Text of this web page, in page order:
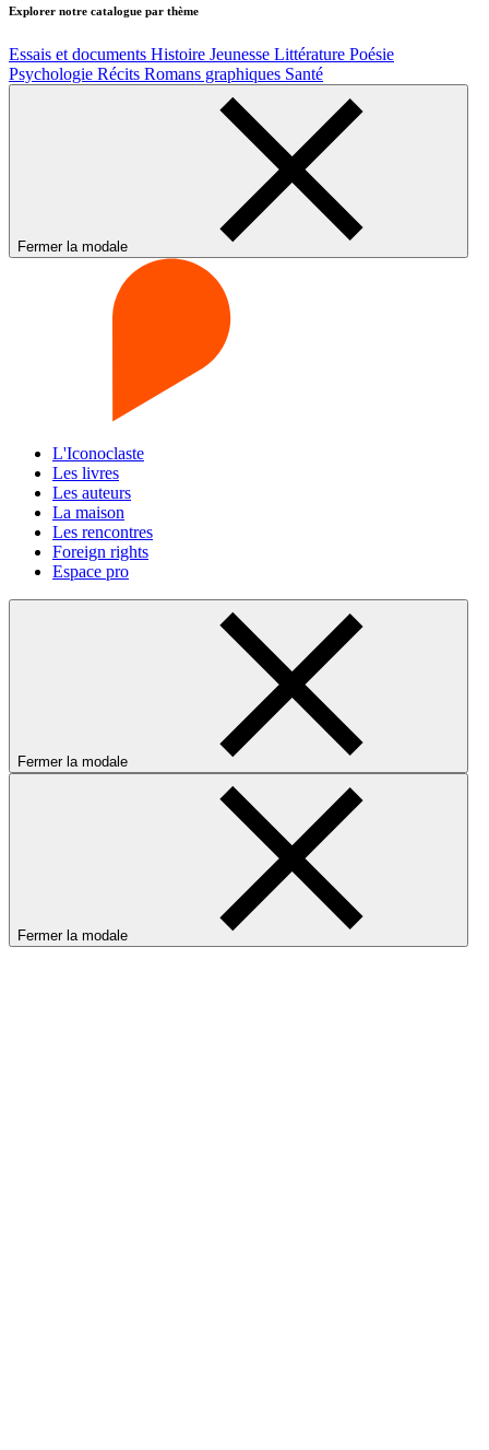
Explorer notre catalogue par thème
Essais et documents Histoire Jeunesse Littérature Poésie
Psychologie Récits Romans graphiques Santé
Fermer la modale
L'Iconoclaste
Les livres
Les auteurs
La maison
Les rencontres
Foreign rights
Espace pro
Fermer la modale
Fermer la modale